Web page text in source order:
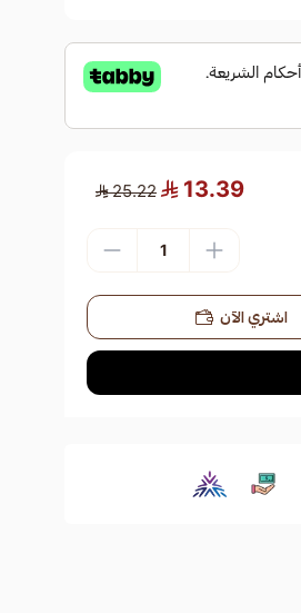
13.39
25.22
اشتري الآن